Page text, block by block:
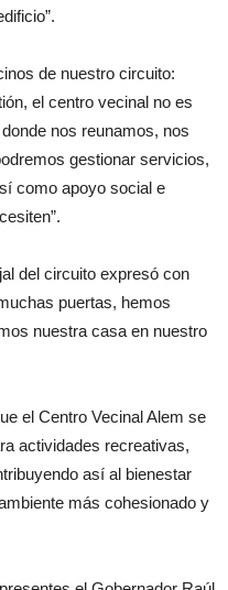
de nuestro circuito:
el centro vecinal no es
nos reunamos, nos
gestionar servicios,
como apoyo social e
del circuito expresó con
puertas, hemos
nuestra casa en nuestro
el Centro Vecinal Alem se
actividades recreativas,
así al bienestar
más cohesionado y